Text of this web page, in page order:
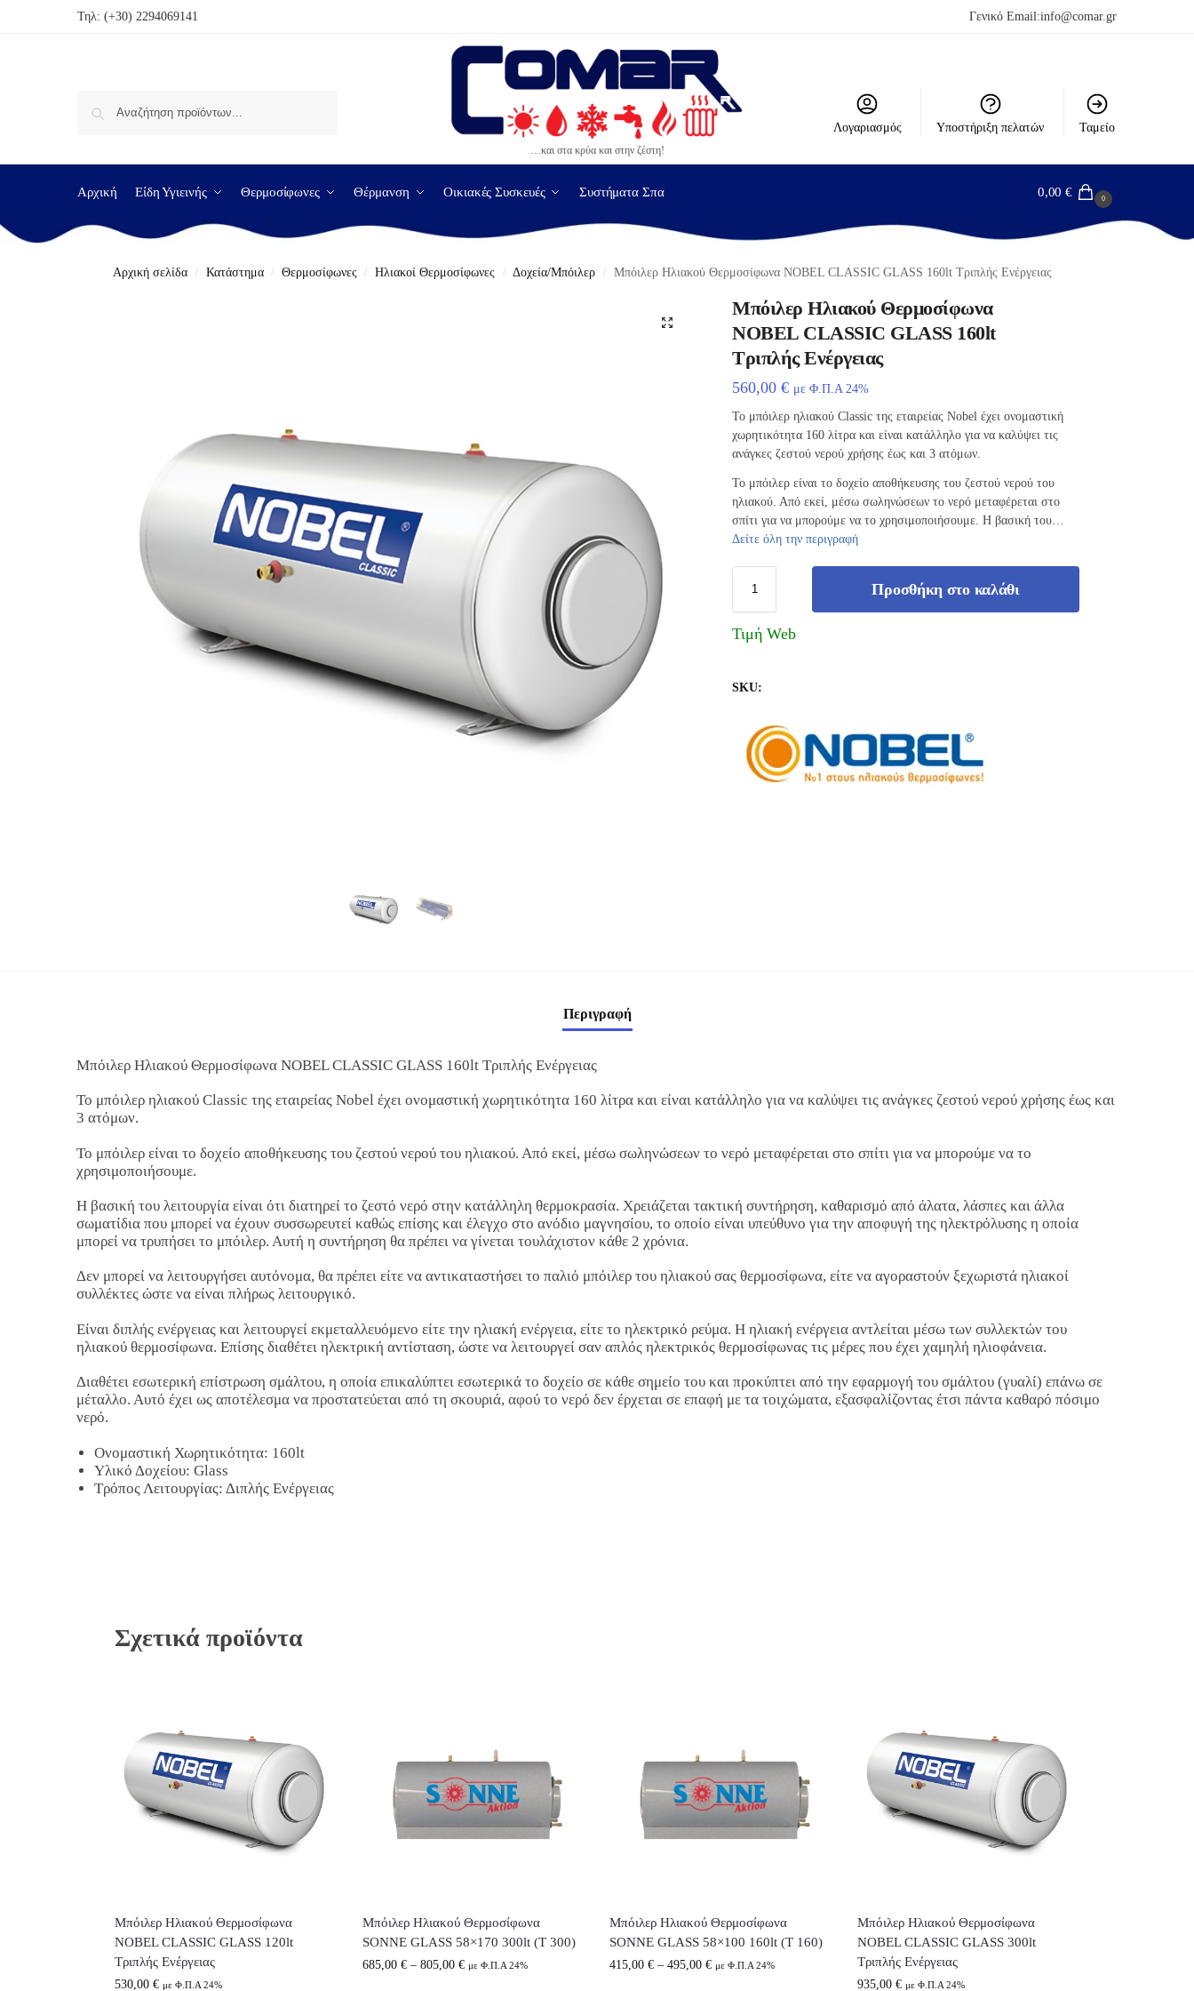
Τηλ: (+30) 2294069141 Γενικό Email:info@comar.gr
…και στα κρύα και στην ζέστη!
Λογαριασμός Υποστήριξη πελατών Ταμείο
Αρχική Είδη Υγιεινής Θερμοσίφωνες Θέρμανση Οικιακές Συσκευές Συστήματα Σπα 0,00€ 0
Αρχική σελίδα / Κατάστημα / Θερμοσίφωνες / Ηλιακοί Θερμοσίφωνες / Δοχεία/Μπόιλερ / Μπόιλερ Ηλιακού Θερμοσίφωνα NOBEL CLASSIC GLASS 160lt Τριπλής Ενέργειας
Μπόιλερ Ηλιακού Θερμοσίφωνα
NOBEL CLASSIC GLASS 160lt
Τριπλής Ενέργειας
560,00€ με Φ.Π.Α 24%
Το μπόιλερ ηλιακού Classic της εταιρείας Nobel έχει ονομαστική
χωρητικότητα 160 λίτρα και είναι κατάλληλο για να καλύψει τις
ανάγκες ζεστού νερού χρήσης έως και 3 ατόμων.
Το μπόιλερ είναι το δοχείο αποθήκευσης του ζεστού νερού του
ηλιακού. Από εκεί, μέσω σωληνώσεων το νερό μεταφέρεται στο
σπίτι για να μπορούμε να το χρησιμοποιήσουμε. Η βασική του…
Δείτε όλη την περιγραφή
Προσθήκη στο καλάθι
Τιμή Web
SKU:
Περιγραφή
Μπόιλερ Ηλιακού Θερμοσίφωνα NOBEL CLASSIC GLASS 160lt Τριπλής Ενέργειας
Το μπόιλερ ηλιακού Classic της εταιρείας Nobel έχει ονομαστική χωρητικότητα 160 λίτρα και είναι κατάλληλο για να καλύψει τις ανάγκες ζεστού νερού χρήσης έως και
3 ατόμων.
Το μπόιλερ είναι το δοχείο αποθήκευσης του ζεστού νερού του ηλιακού. Από εκεί, μέσω σωληνώσεων το νερό μεταφέρεται στο σπίτι για να μπορούμε να το
χρησιμοποιήσουμε.
Η βασική του λειτουργία είναι ότι διατηρεί το ζεστό νερό στην κατάλληλη θερμοκρασία. Χρειάζεται τακτική συντήρηση, καθαρισμό από άλατα, λάσπες και άλλα
σωματίδια που μπορεί να έχουν συσσωρευτεί καθώς επίσης και έλεγχο στο ανόδιο μαγνησίου, το οποίο είναι υπεύθυνο για την αποφυγή της ηλεκτρόλυσης η οποία
μπορεί να τρυπήσει το μπόιλερ. Αυτή η συντήρηση θα πρέπει να γίνεται τουλάχιστον κάθε 2 χρόνια.
Δεν μπορεί να λειτουργήσει αυτόνομα, θα πρέπει είτε να αντικαταστήσει το παλιό μπόιλερ του ηλιακού σας θερμοσίφωνα, είτε να αγοραστούν ξεχωριστά ηλιακοί
συλλέκτες ώστε να είναι πλήρως λειτουργικό.
Είναι διπλής ενέργειας και λειτουργεί εκμεταλλευόμενο είτε την ηλιακή ενέργεια, είτε το ηλεκτρικό ρεύμα. Η ηλιακή ενέργεια αντλείται μέσω των συλλεκτών του
ηλιακού θερμοσίφωνα. Επίσης διαθέτει ηλεκτρική αντίσταση, ώστε να λειτουργεί σαν απλός ηλεκτρικός θερμοσίφωνας τις μέρες που έχει χαμηλή ηλιοφάνεια.
Διαθέτει εσωτερική επίστρωση σμάλτου, η οποία επικαλύπτει εσωτερικά το δοχείο σε κάθε σημείο του και προκύπτει από την εφαρμογή του σμάλτου (γυαλί) επάνω σε
μέταλλο. Αυτό έχει ως αποτέλεσμα να προστατεύεται από τη σκουριά, αφού το νερό δεν έρχεται σε επαφή με τα τοιχώματα, εξασφαλίζοντας έτσι πάντα καθαρό πόσιμο
νερό.
Ονομαστική Χωρητικότητα: 160lt
Υλικό Δοχείου: Glass
Τρόπος Λειτουργίας: Διπλής Ενέργειας
Σχετικά προϊόντα
Μπόιλερ Ηλιακού Θερμοσίφωνα
NOBEL CLASSIC GLASS 120lt
Τριπλής Ενέργειας
530,00 € με Φ.Π.Α 24%
Μπόιλερ Ηλιακού Θερμοσίφωνα
SONNE GLASS 58×170 300lt (T 300)
685,00 € – 805,00 € με Φ.Π.Α 24%
Μπόιλερ Ηλιακού Θερμοσίφωνα
SONNE GLASS 58×100 160lt (T 160)
415,00€ – 495,00€ με Φ.Π.Α 24%
Μπόιλερ Ηλιακού Θερμοσίφωνα
NOBEL CLASSIC GLASS 300lt
Τριπλής Ενέργειας
935,00€ με Φ.Π.Α 24%